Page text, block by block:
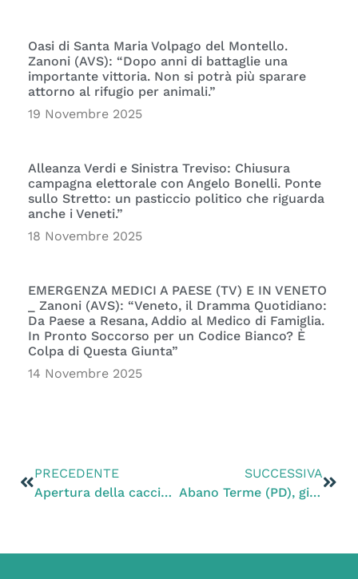
Oasi di Santa Maria Volpago del Montello.
Zanoni (AVS): “Dopo anni di battaglie una
importante vittoria. Non si potrà più sparare
attorno al rifugio per animali.”
19 Novembre 2025
Alleanza Verdi e Sinistra Treviso: Chiusura
campagna elettorale con Angelo Bonelli. Ponte
sullo Stretto: un pasticcio politico che riguarda
anche i Veneti.”
18 Novembre 2025
EMERGENZA MEDICI A PAESE (TV) E IN VENETO
_ Zanoni (AVS): “Veneto, il Dramma Quotidiano:
Da Paese a Resana, Addio al Medico di Famiglia.
In Pronto Soccorso per un Codice Bianco? È
Colpa di Questa Giunta”
14 Novembre 2025
PRECEDENTE
Apertura della caccia con la siccità: l’ISPRA dà ragione a Zanoni
SUCCESSIVA
Abano Terme (PD), giù le mani dagli alberi